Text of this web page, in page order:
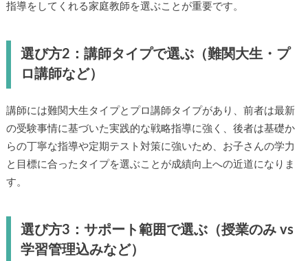
指導をしてくれる家庭教師を選ぶことが重要です。
選び方2：講師タイプで選ぶ（難関大生・プ
ロ講師など）
講師には難関大生タイプとプロ講師タイプがあり、前者は最新
の受験事情に基づいた実践的な戦略指導に強く、後者は基礎か
らの丁寧な指導や定期テスト対策に強いため、お子さんの学力
と目標に合ったタイプを選ぶことが成績向上への近道になりま
す。
選び方3：サポート範囲で選ぶ（授業のみ vs
学習管理込みなど）